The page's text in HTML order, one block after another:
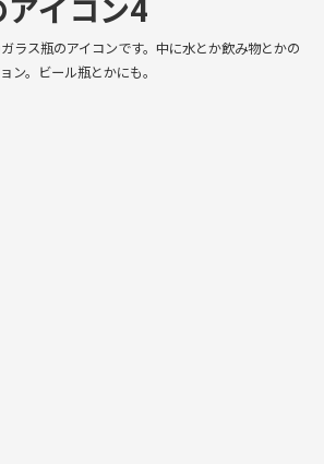
イコン4
ラス瓶のアイコンです。中に水とか飲み物とかの
ン。ビール瓶とかにも。